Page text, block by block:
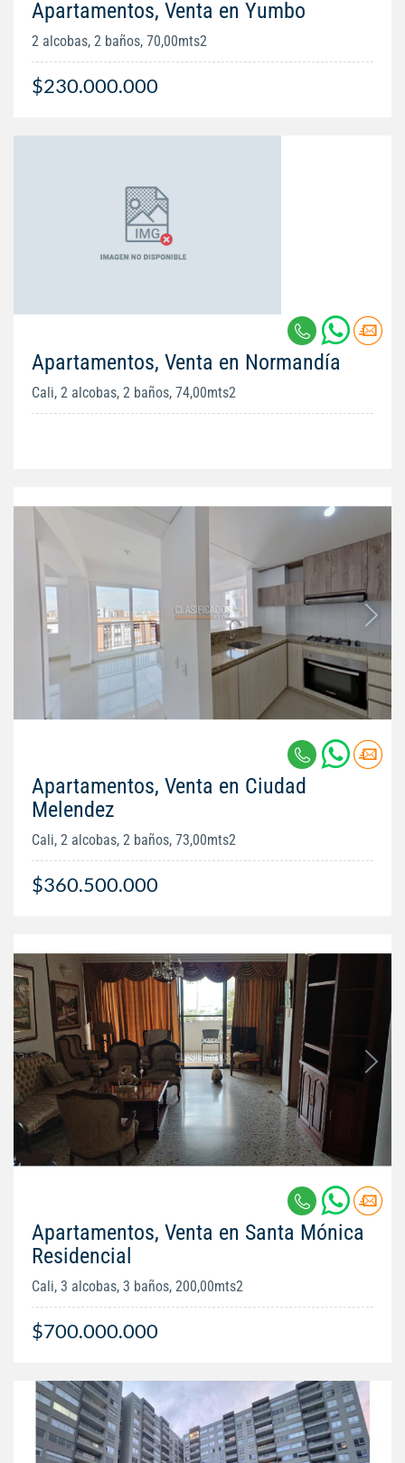
Apartamentos, Venta en Yumbo
2 alcobas, 2 baños, 70,00mts2
$230.000.000
Apartamentos, Venta en Normandía
Cali, 2 alcobas, 2 baños, 74,00mts2
Apartamentos, Venta en Ciudad
Melendez
Cali, 2 alcobas, 2 baños, 73,00mts2
$360.500.000
Apartamentos, Venta en Santa Mónica
Residencial
Cali, 3 alcobas, 3 baños, 200,00mts2
$700.000.000